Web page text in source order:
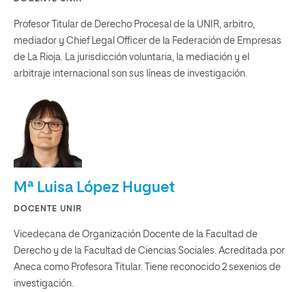
Profesor Titular de Derecho Procesal de la UNIR, arbitro,
mediador y Chief Legal Officer de la Federación de Empresas
de La Rioja. La jurisdicción voluntaria, la mediación y el
arbitraje internacional son sus líneas de investigación.
Mª Luisa López Huguet
DOCENTE UNIR
Vicedecana de Organización Docente de la Facultad de
Derecho y de la Facultad de Ciencias Sociales. Acreditada por
Aneca como Profesora Titular. Tiene reconocido 2 sexenios de
investigación.